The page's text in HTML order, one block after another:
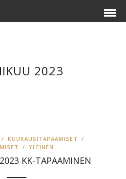
2023
/ KUUKAUSITAPAAMISET
/
/ YLEINEN
KK-TAPAAMINEN